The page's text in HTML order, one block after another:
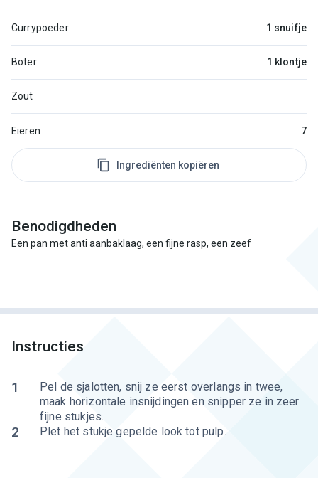
Currypoeder 1 snuifje
Boter 1 klontje
Zout
Eieren 7
Ingrediënten kopiëren
Benodigdheden
Een pan met anti aanbaklaag, een fijne rasp, een zeef
Instructies
1
Pel de sjalotten, snij ze eerst overlangs in twee,
maak horizontale insnijdingen en snipper ze in zeer
fijne stukjes.
2 Plet het stukje gepelde look tot pulp.